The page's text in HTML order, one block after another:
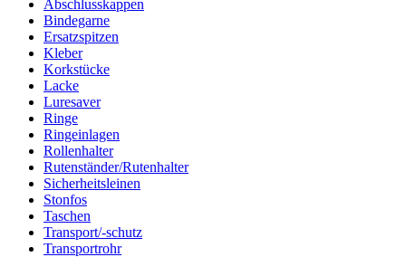
Abschlusskappen
Bindegarne
Ersatzspitzen
Kleber
Korkstücke
Lacke
Luresaver
Ringe
Ringeinlagen
Rollenhalter
Rutenständer/Rutenhalter
Sicherheitsleinen
Stonfos
Taschen
Transport/-schutz
Transportrohr